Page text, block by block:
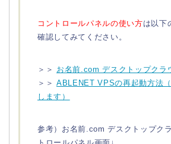
コントロールパネルの使い方は以下
確認してみてください。
＞＞ お名前.com デスクトップクラ
＞＞ ABLENET VPSの再起動方法
します）
参考）お名前.com デスクトップク